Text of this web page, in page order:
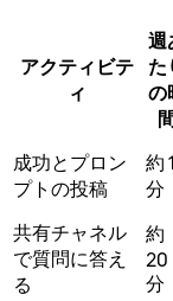
アクティビテ
ィ
週
た
の
成功とプロン
プトの投稿
約
分
共有チャネル
で質問に答え
る
約
20
分